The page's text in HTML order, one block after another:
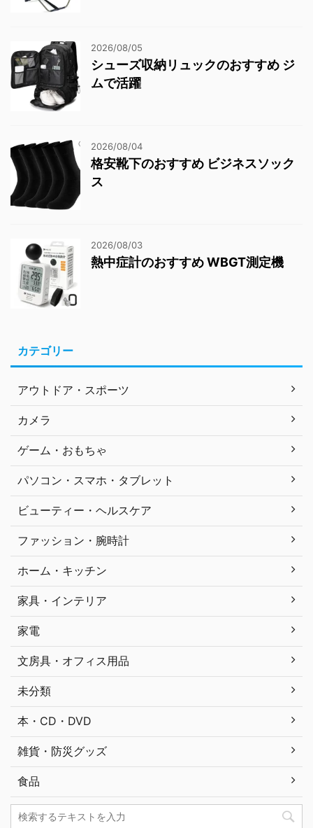
2026/08/05
シューズ収納リュックのおすすめ ジ
ムで活躍
2026/08/04
格安靴下のおすすめ ビジネスソック
ス
2026/08/03
熱中症計のおすすめ WBGT測定機
カテゴリー
アウトドア・スポーツ
カメラ
ゲーム・おもちゃ
パソコン・スマホ・タブレット
ビューティー・ヘルスケア
ファッション・腕時計
ホーム・キッチン
家具・インテリア
家電
文房具・オフィス用品
未分類
本・CD・DVD
雑貨・防災グッズ
食品